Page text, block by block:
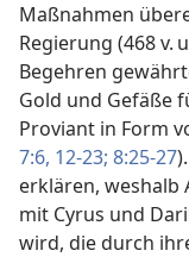
Maßnahmen
Regierung (468 v.
Begehren
Gold und Gefäße
Proviant in Form
7:6, 12-23; 8:25-27
erklären, weshalb
mit Cyrus und
wird, die durch